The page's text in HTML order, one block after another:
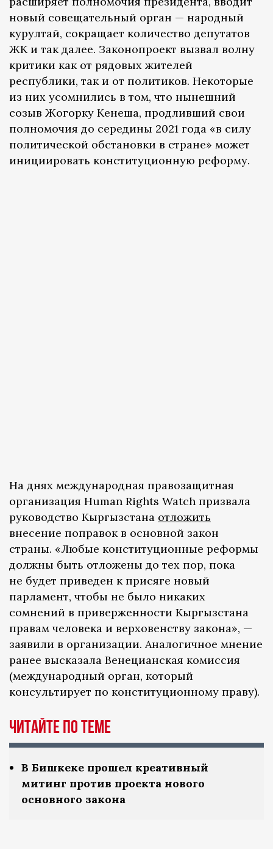
новый совещательный орган — народный
курултай, сокращает количество депутатов
ЖК и так далее. Законопроект вызвал волну
критики как от рядовых жителей
республики, так и от политиков. Некоторые
из них усомнились в том, что нынешний
созыв Жогорку Кенеша, продливший свои
полномочия до середины 2021 года «в силу
политической обстановки в стране» может
инициировать конституционную реформу.
На днях международная правозащитная
организация Human Rights Watch призвала
руководство Кыргызстана отложить
внесение поправок в основной закон
страны. «Любые конституционные реформы
должны быть отложены до тех пор, пока
не будет приведен к присяге новый
парламент, чтобы не было никаких
сомнений в приверженности Кыргызстана
правам человека и верховенству закона», —
заявили в организации. Аналогичное мнение
ранее высказала Венецианская комиссия
(международный орган, который
консультирует по конституционному праву).
ЧИТАЙТЕ ПО ТЕМЕ
В Бишкеке прошел креативный
митинг против проекта нового
основного закона